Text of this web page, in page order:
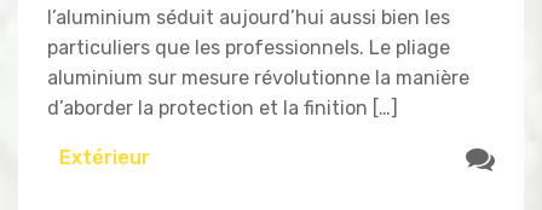
l’aluminium séduit aujourd’hui aussi bien les
particuliers que les professionnels. Le pliage
aluminium sur mesure révolutionne la manière
d’aborder la protection et la finition […]
Extérieur